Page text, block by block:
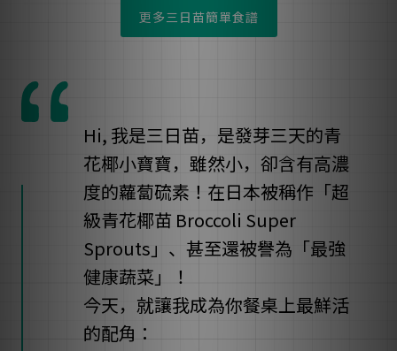
更多三日苗簡單食譜
Hi, 我是三日苗，是發芽三天的青
花椰小寶寶，雖然小，卻含有高濃
度的蘿蔔硫素！在日本被稱作「超
級青花椰苗 Broccoli Super
Sprouts」、甚至還被譽為「最強
健康蔬菜」！
今天，就讓我成為你餐桌上最鮮活
的配角：